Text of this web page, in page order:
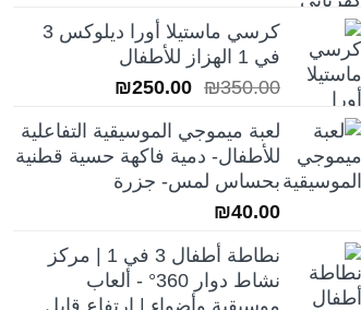
هو:
₪350.00.
هو:
كرسي ماستيلا أورا ديلوكس 3
في 1 الهزاز للأطفال
₪350.00
السعر
هو:
₪350.00.
₪250.00
السعر
هو:
₪250.00.
لعبة ميموجي الموسيقية التفاعلية
للأطفال- دمية فاكهة حسية قطنية
بحساس لمس- جزرة
₪40.00
نطاطة أطفال 3 في 1 | مركز
نشاط دوار 360° - ألعاب
موسيقية وأضواء | ارتفاع قابل